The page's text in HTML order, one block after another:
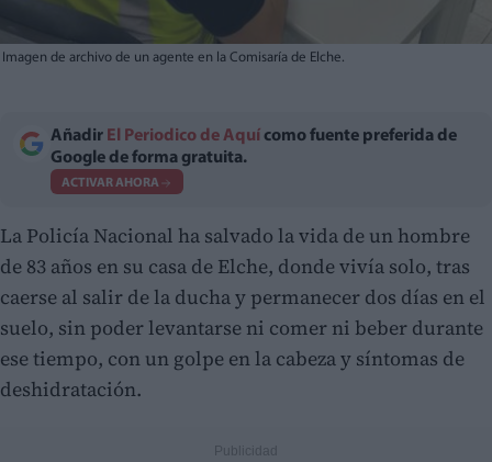
Imagen de archivo de un agente en la Comisaría de Elche.
Añadir El Periodico de Aquí como fuente preferida de
Google de forma gratuita.
ACTIVAR AHORA
La Policía Nacional ha salvado la vida de un hombre
de 83 años en su casa de Elche, donde vivía solo, tras
caerse al salir de la ducha y permanecer dos días en el
suelo, sin poder levantarse ni comer ni beber durante
ese tiempo, con un golpe en la cabeza y síntomas de
deshidratación.